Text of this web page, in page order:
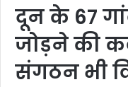
दून के 67
जोड़ने की
संगठन भी